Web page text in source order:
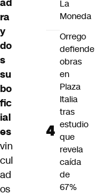
ad
ra
y
do
s
su
bo
fic
ial
es
vin
cul
ad
os
La
Moneda
Orrego
defiende
obras
en
Plaza
Italia
tras
estudio
que
revela
caída
de
67%